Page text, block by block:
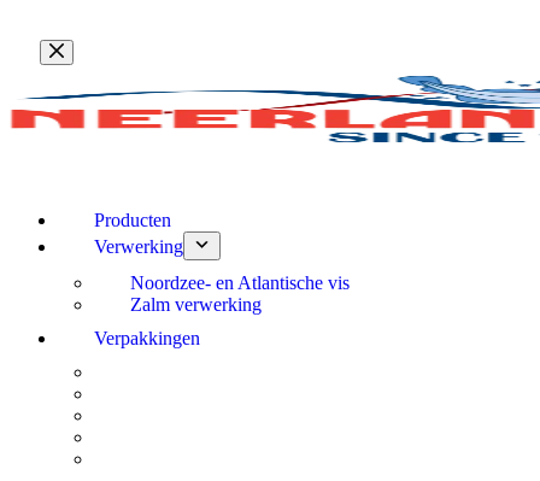
naar
Producten
Verwerking
Noordzee- en Atlantische vis
Zalm verwerking
Verpakkingen